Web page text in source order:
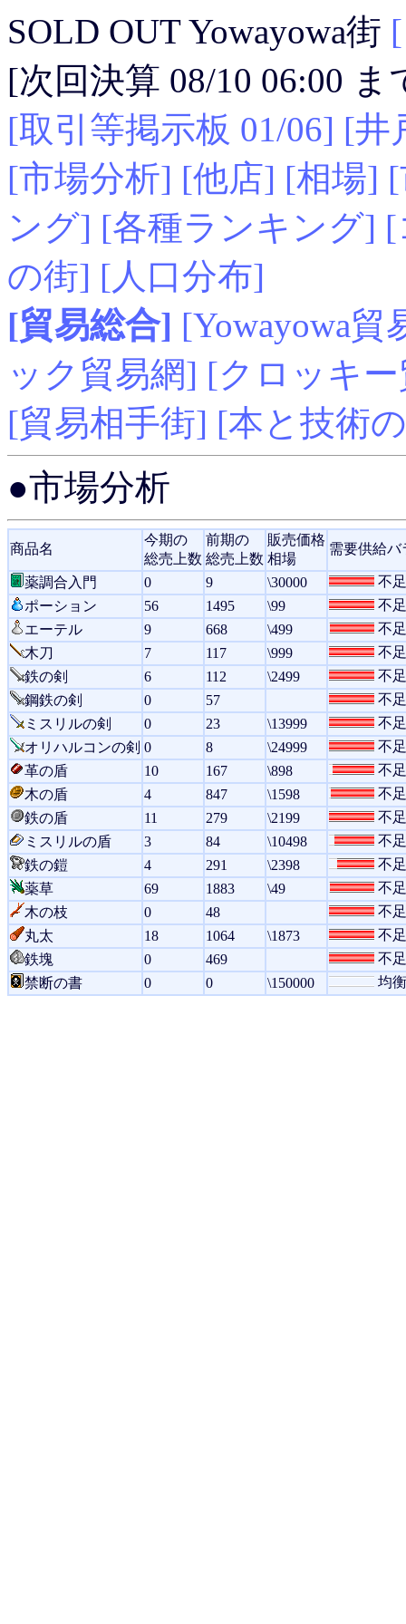
SOLD OUT Yowayowa街
[次回決算 08/10 06:00
[取引等掲示板 01/06] [井
[市場分析] [他店] [相場]
ング] [各種ランキング] [
の街] [人口分布]
[貿易総合] [Yowayowa貿
ック貿易網] [クロッキ
[貿易相手街] [本と技術
●市場分析
商品名
今期の
総売上数
前期の
総売上数
販売価格
相場
需要供給バ
薬調合入門 0 9 \30000
不
ポーション
56 1495 \99
不
エーテル
9 668 \499
不
木刀
7 117 \999
不
鉄の剣
6 112 \2499
不
鋼鉄の剣
0 57
不
ミスリルの剣
0 23 \13999
不
オリハルコンの剣 0 8 \24999
不
革の盾
10 167 \898
不
木の盾
4 847 \1598
不
鉄の盾
11 279 \2199
不
ミスリルの盾
3 84 \10498
不
鉄の鎧
4 291 \2398
不
薬草
69 1883 \49
不
木の枝
0 48
不
丸太
18 1064 \1873
不
鉄塊
0 469
不
禁断の書
0 0 \150000 均